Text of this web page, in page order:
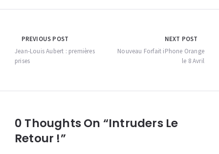
Navigation
de
l’article
PREVIOUS POST
Jean-Louis Aubert : premières
prises
NEXT POST
Nouveau Forfait iPhone Orange
le 8 Avril
0 Thoughts On “Intruders Le
Retour !”